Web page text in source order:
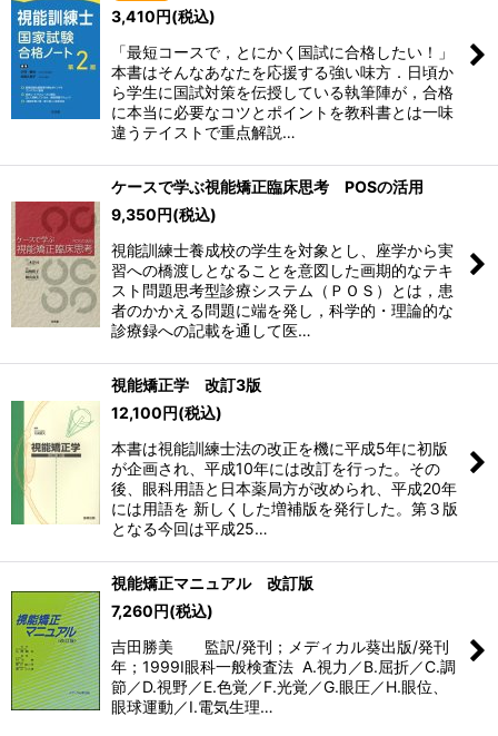
3,410円(税込)
「最短コースで，とにかく国試に合格したい！」
本書はそんなあなたを応援する強い味方．日頃か
ら学生に国試対策を伝授している執筆陣が，合格
に本当に必要なコツとポイントを教科書とは一味
違うテイストで重点解説…
ケースで学ぶ視能矯正臨床思考 POSの活用
9,350円(税込)
視能訓練士養成校の学生を対象とし、座学から実
習への橋渡しとなることを意図した画期的なテキ
スト問題思考型診療システム（ＰＯＳ）とは，患
者のかかえる問題に端を発し，科学的・理論的な
診療録への記載を通して医…
視能矯正学 改訂3版
12,100円(税込)
本書は視能訓練士法の改正を機に平成5年に初版
が企画され、平成10年には改訂を行った。その
後、眼科用語と日本薬局方が改められ、平成20年
には用語を 新しくした増補版を発行した。第３版
となる今回は平成25…
視能矯正マニュアル 改訂版
7,260円(税込)
吉田勝美 監訳/発刊；メディカル葵出版/発刊
年；1999I眼科一般検査法 A.視力／B.屈折／C.調
節／D.視野／E.色覚／F.光覚／G.眼圧／H.眼位、
眼球運動／I.電気生理…